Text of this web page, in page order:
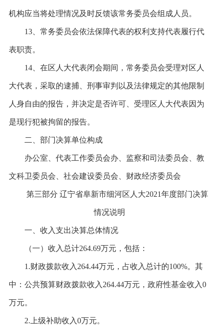
机构应当将处理情况及时反馈该常务委员会组成人员。
13、常务委员会依法保障代表的权利支持代表履行代
表职责。
14、在区人大代表闭会期间，常务委员会受理对区人
大代表，采取的逮捕、刑事审判以及法律规定的其他限制
人身自由的报告，并决定是否许可、受理区人大代表因为
是现行犯被拘留的报告。
二、部门决算单位构成
办公室、代表工作委员会办、监察和司法委员会、教
文科卫委员会、社会建设委员会、财政经济委员会
第三部分 辽宁省阜新市细河区人大2021年度部门决算
情况说明
一、收入支出决算总体情况
（一）收入总计264.69万元，包括：
1.财政拨款收入264.44万元，占收入总计的100%。其
中：公共预算财政拨款收入264.44万元，政府性基金收入0
万元。
2.上级补助收入0万元。